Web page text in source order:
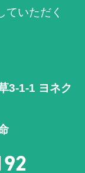
ていただく
3-1-1 ヨネク